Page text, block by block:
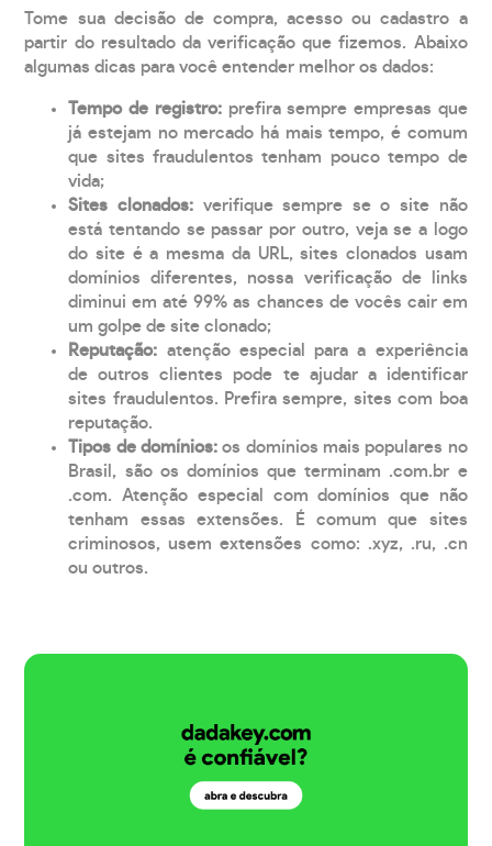
Tome sua decisão de compra, acesso ou cadastro a
partir do resultado da verificação que fizemos. Abaixo
algumas dicas para você entender melhor os dados:
Tempo de registro: prefira sempre empresas que
já estejam no mercado há mais tempo, é comum
que sites fraudulentos tenham pouco tempo de
vida;
Sites clonados: verifique sempre se o site não
está tentando se passar por outro, veja se a logo
do site é a mesma da URL, sites clonados usam
domínios diferentes, nossa verificação de links
diminui em até 99% as chances de vocês cair em
um golpe de site clonado;
Reputação: atenção especial para a experiência
de outros clientes pode te ajudar a identificar
sites fraudulentos. Prefira sempre, sites com boa
reputação.
Tipos de domínios:os domínios mais populares no
Brasil, são os domínios que terminam .com.br e
.com. Atenção especial com domínios que não
tenham essas extensões. É comum que sites
criminosos, usem extensões como: .xyz, .ru, .cn
ou outros.